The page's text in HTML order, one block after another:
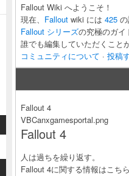
Fallout Wiki へようこそ！
現在、 Fallout wiki には 425
Fallout シリーズの究極のガイ
誰でも編集していただくこと
コミュニティについて · 投稿
Fallout 4
VBCanxgamesportal.png
Fallout 4
人は過ちを繰り返す。
Fallout 4に関する情報はこち